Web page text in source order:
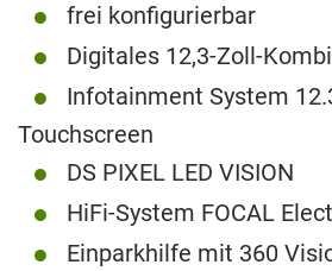
frei konfigurierbar
Digitales 12,3-Zoll-
Infotainment System
Touchscreen
DS PIXEL LED VISION
HiFi-System FOCAL
Einparkhilfe mit 360